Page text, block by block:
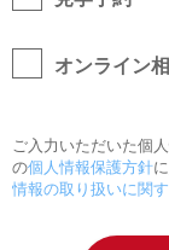
オンライン
ご入力いただいた個
の個人情報保護方針
情報の取り扱いに関